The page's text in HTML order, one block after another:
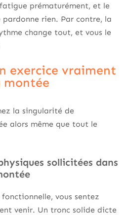
prématurément, et le
rien. Par contre, la
change tout, et vous le
exercice vraiment
montée
la singularité de
alors même que tout le
sollicitées dans
vous sentez
venir. Un tronc solide dicte